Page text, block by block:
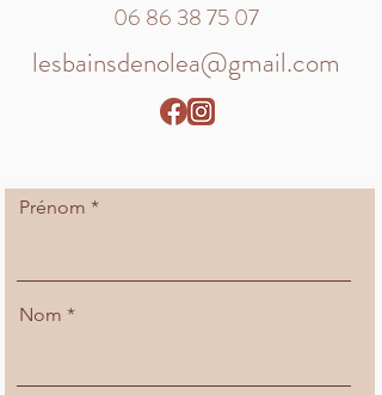
06 86 38 75 07
lesbainsdenolea@gmail.com
Prénom
Nom